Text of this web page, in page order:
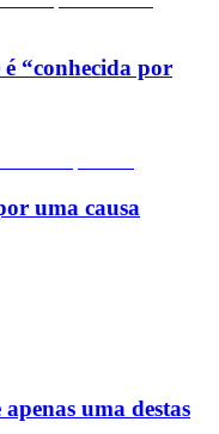
“conhecida por
uma causa
uma destas